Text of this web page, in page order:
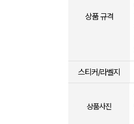
상품 규격
스티커/라벨지
상품사진